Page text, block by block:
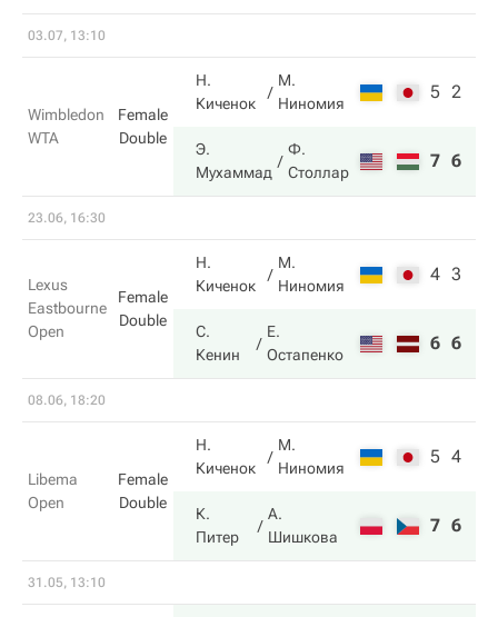
03.07, 13:10
Wimbledon
WTA
Female
Double
Н.
Киченок
М.
Ниномия
5 2
Э.
Мухаммад
Ф.
Столлар
7 6
23.06, 16:30
Lexus
Eastbourne
Open
Female
Double
Н.
Киченок
М.
Ниномия
4 3
С.
Кенин
Е.
Остапенко
6 6
08.06, 18:20
Libema
Open
Female
Double
Н.
Киченок
М.
Ниномия
5 4
К.
Питер
А.
Шишкова
7 6
31.05, 13:10